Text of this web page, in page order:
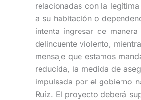
relacionadas con la
a su habitación o
intenta ingresar de
delincuente violento,
mensaje que estamos
reducida, la medida de
impulsada por el gobierno
Ruíz. El proyecto deberá